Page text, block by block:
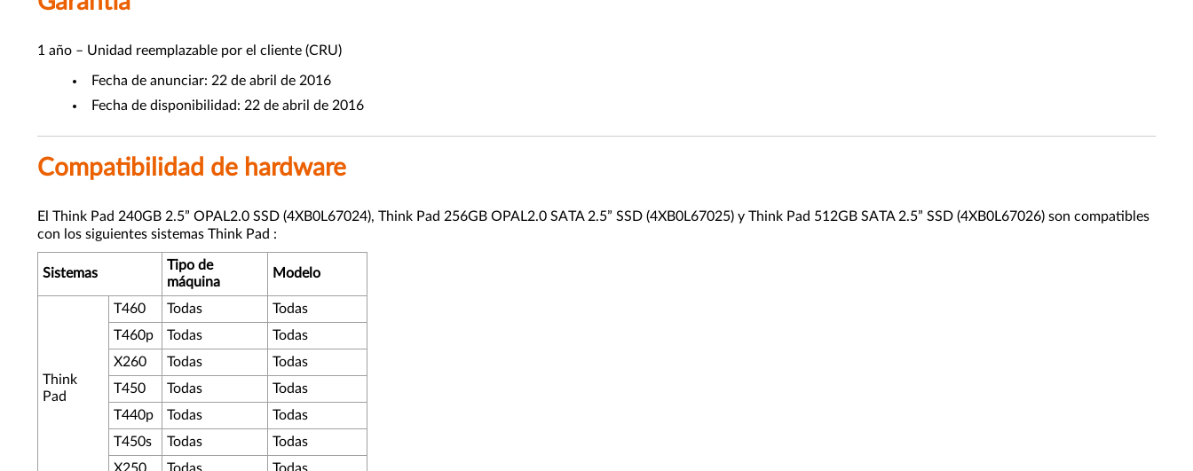
1 año – Unidad reemplazable por el cliente (CRU)
Fecha de anunciar: 22 de abril de 2016
Fecha de disponibilidad: 22 de abril de 2016
Compatibilidad de hardware
El Think Pad 240GB 2.5” OPAL2.0 SSD (4XB0L67024), Think Pad 256GB OPAL2.0 SATA 2.5” SSD (4XB0L67025) y Think Pad 512GB SATA 2.5” SSD (4XB0L67026) son compatibles
con los siguientes sistemas Think Pad :
Sistemas
Tipo de
máquina
Modelo
Think
Pad
T460 Todas
Todas
T460p
Todas
Todas
X260
Todas
Todas
T450
Todas
Todas
T440p
Todas
Todas
T450s
Todas
Todas